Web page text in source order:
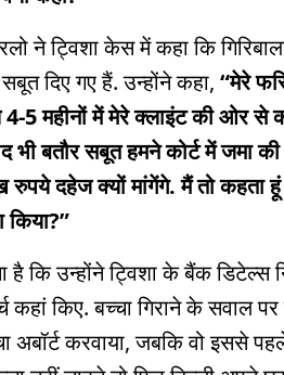
ने ट्विशा केस में कहा कि
दिए गए हैं. उन्होंने कहा, “मेरे
5 महीनों में मेरे क्लाइंट की ओर
भी बतौर सबूत हमने कोर्ट में जमा
रुपये दहेज क्यों मांगेंगे. मैं तो कहता
किया?”
है कि उन्होंने ट्विशा के बैंक डिटेल्स
किए. बच्चा गिराने के सवाल
अबॉर्ट करवाया, जबकि वो इससे